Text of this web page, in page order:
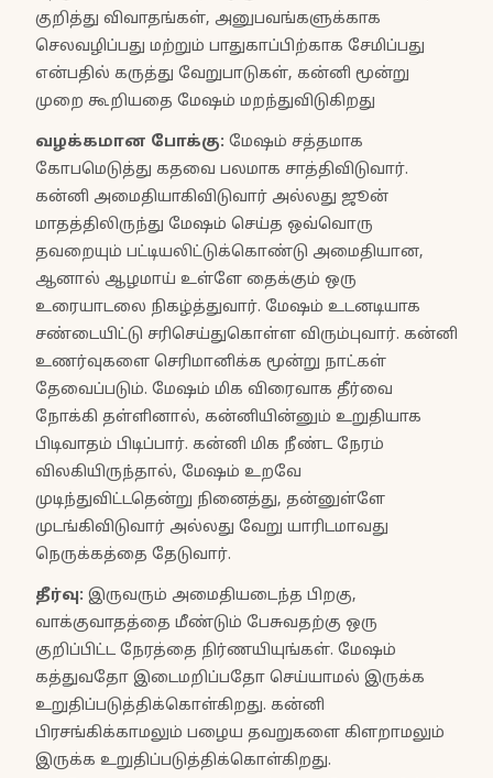
குறித்து விவாதங்கள், அனுபவங்களுக்காக
செலவழிப்பது மற்றும் பாதுகாப்பிற்காக சேமிப்பது
என்பதில் கருத்து வேறுபாடுகள், கன்னி மூன்று
முறை கூறியதை மேஷம் மறந்துவிடுகிறது
வழக்கமான போக்கு: மேஷம் சத்தமாக
கோபமெடுத்து கதவை பலமாக சாத்திவிடுவார்.
கன்னி அமைதியாகிவிடுவார் அல்லது ஜூன்
மாதத்திலிருந்து மேஷம் செய்த ஒவ்வொரு
தவறையும் பட்டியலிட்டுக்கொண்டு அமைதியான,
ஆனால் ஆழமாய் உள்ளே தைக்கும் ஒரு
உரையாடலை நிகழ்த்துவார். மேஷம் உடனடியாக
சண்டையிட்டு சரிசெய்துகொள்ள விரும்புவார். கன்னி
உணர்வுகளை செரிமானிக்க மூன்று நாட்கள்
தேவைப்படும். மேஷம் மிக விரைவாக தீர்வை
நோக்கி தள்ளினால், கன்னியின்னும் உறுதியாக
பிடிவாதம் பிடிப்பார். கன்னி மிக நீண்ட நேரம்
விலகியிருந்தால், மேஷம் உறவே
முடிந்துவிட்டதென்று நினைத்து, தன்னுள்ளே
முடங்கிவிடுவார் அல்லது வேறு யாரிடமாவது
நெருக்கத்தை தேடுவார்.
தீர்வு: இருவரும் அமைதியடைந்த பிறகு,
வாக்குவாதத்தை மீண்டும் பேசுவதற்கு ஒரு
குறிப்பிட்ட நேரத்தை நிர்ணயியுங்கள். மேஷம்
கத்துவதோ இடைமறிப்பதோ செய்யாமல் இருக்க
உறுதிப்படுத்திக்கொள்கிறது. கன்னி
பிரசங்கிக்காமலும் பழைய தவறுகளை கிளறாமலும்
இருக்க உறுதிப்படுத்திக்கொள்கிறது.